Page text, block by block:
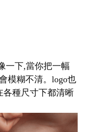
一下,當你把一幅
模糊不清。logo也
各種尺寸下都清晰